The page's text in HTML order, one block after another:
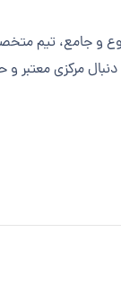
و جامع، تیم
مرکزی معتبر و